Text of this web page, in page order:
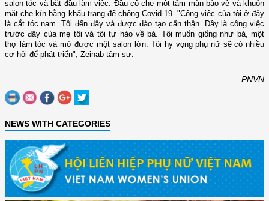
salon tóc và bắt đầu làm việc. Đầu cô che một tấm màn bảo vệ và khuôn
mặt che kín bằng khẩu trang để chống Covid-19. "Công việc của tôi ở đây
là cắt tóc nam. Tôi đến đây và được đào tạo cẩn thận. Đây là công việc
trước đây của mẹ tôi và tôi tự hào về bà. Tôi muốn giống như bà, một
thợ làm tóc và mở được một salon lớn. Tôi hy vọng phụ nữ sẽ có nhiều
cơ hội để phát triển", Zeinab tâm sự.
PNVN
NEWS WITH CATEGORIES